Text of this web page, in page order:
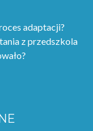
adaptacji?
z przedszkola